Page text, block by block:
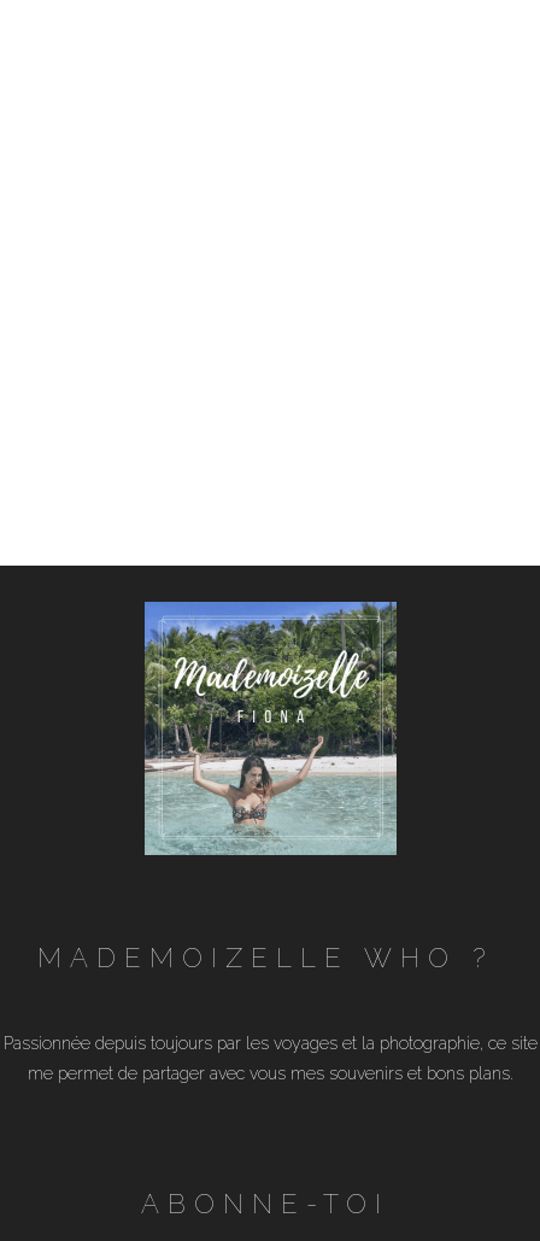
MADEMOIZELLE WHO ?
Passionnée depuis toujours par les voyages et la photographie, ce site
me permet de partager avec vous mes souvenirs et bons plans.
ABONNE-TOI